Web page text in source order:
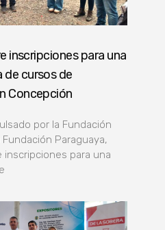
inscripciones para una
cursos de
Concepción
por la Fundación
Paraguaya,
inscripciones para una